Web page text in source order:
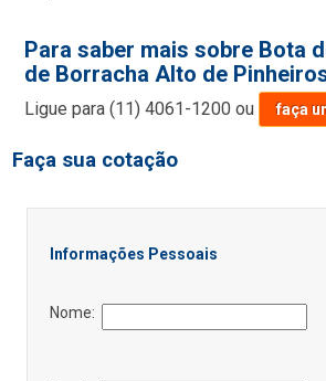
Para saber mais sobre Bota
de Borracha Alto de
Ligue para(11) 4061-1200 ou faça
Faça sua cotação
Informações Pessoais
Nome: